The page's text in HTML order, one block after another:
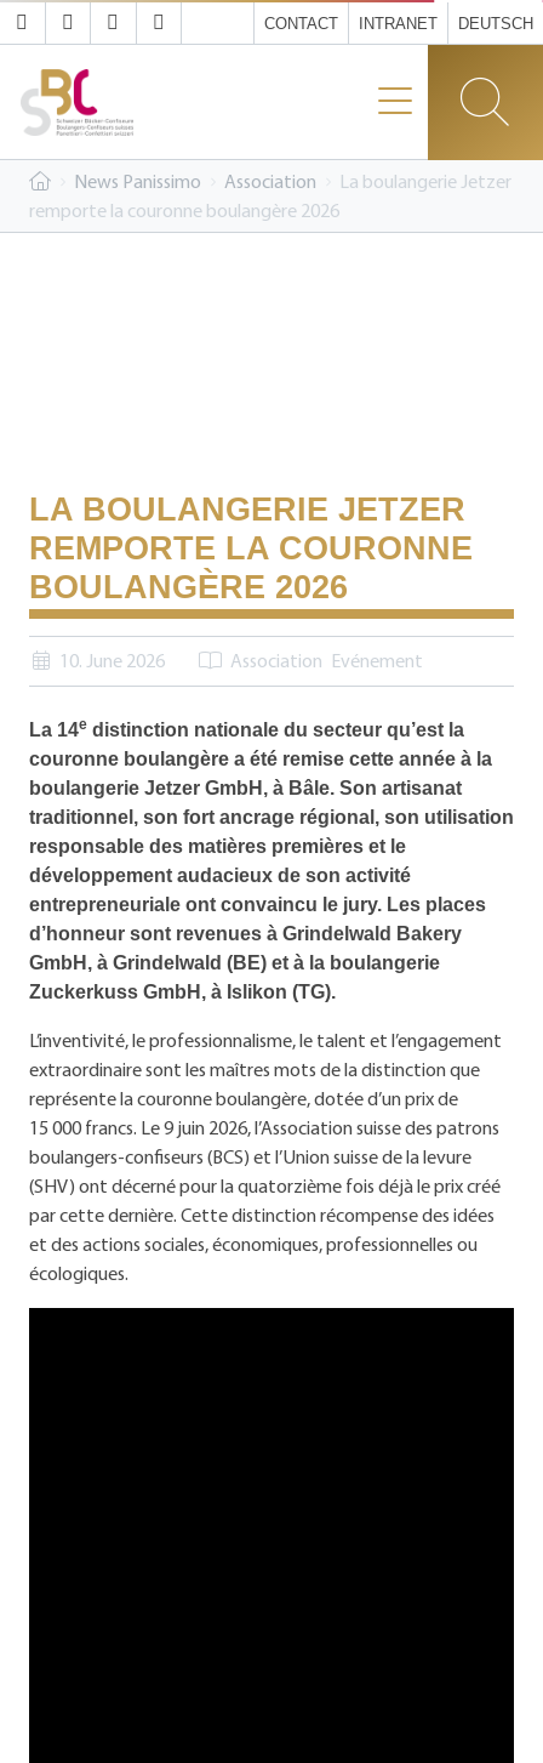
CONTACT INTRANET DEUTSCH
News Panissimo Association
La boulangerie Jetzer
remporte la couronne boulangère 2026
LA BOULANGERIE JETZER
REMPORTE LA COURONNE
BOULANGÈRE 2026
10. June 2026 Association Evénement
La 14e distinction nationale du secteur qu’est la
couronne boulangère a été remise cette année à la
boulangerie Jetzer GmbH, à Bâle. Son artisanat
traditionnel, son fort ancrage régional, son utilisation
responsable des matières premières et le
développement audacieux de son activité
entrepreneuriale ont convaincu le jury. Les places
d’honneur sont revenues à Grindelwald Bakery
GmbH, à Grindelwald (BE) et à la boulangerie
Zuckerkuss GmbH, à Islikon (TG).
L’inventivité, le professionnalisme, le talent et l’engagement
extraordinaire sont les maîtres mots de la distinction que
représente la couronne boulangère, dotée d’un prix de
15 000 francs. Le 9 juin 2026, l’Association suisse des patrons
boulangers-confiseurs (BCS) et l’Union suisse de la levure
(SHV) ont décerné pour la quatorzième fois déjà le prix créé
par cette dernière. Cette distinction récompense des idées
et des actions sociales, économiques, professionnelles ou
écologiques.